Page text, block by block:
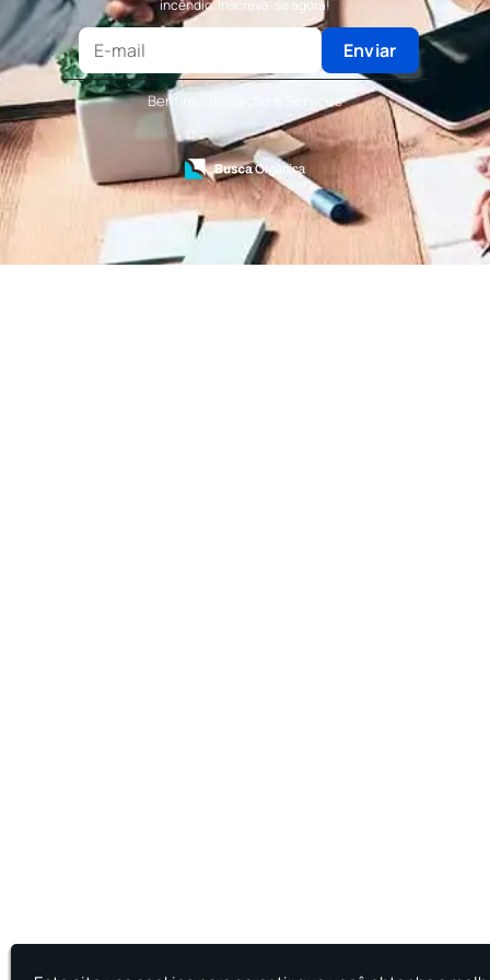
Terceirização de Recepção
Terceirização de Recepcionista
Terceirização de Serviços de Recepcionistas
Treinamento de Bombeiro Civil
Treinamento de Bombeiros
Treinamento de Brigada
Treinamento de Brigada de Emergência
Treinamento de Brigada de Incêndio
Treinamento de Brigada de Incêndio Valor
Treinamento de Brigadista de Incêndio
Treinamento de Combate a Incêndio NR 23
incêndio. Inscreva-se agora!
Enviar
Benfire - Proteção e Serviços